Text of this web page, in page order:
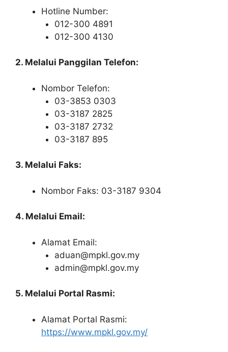
Hotline Number:
012-300 4891
012-300 4130
2. Melalui Panggilan Telefon:
Nombor Telefon:
03-3853 0303
03-3187 2825
03-3187 2732
03-3187 895
3. Melalui Faks:
Nombor Faks: 03-3187 9304
4. Melalui Email:
Alamat Email:
aduan@mpkl.gov.my
admin@mpkl.gov.my
5. Melalui Portal Rasmi:
Alamat Portal Rasmi:
https://www.mpkl.gov.my/